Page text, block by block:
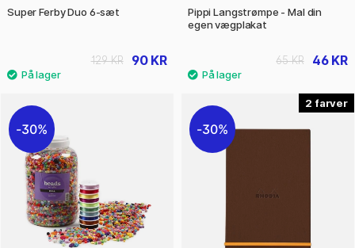
Super Ferby Duo 6-sæt
90 KR
129 KR
Pippi Langstrømpe - Mal din
egen vægplakat
46 KR
65 KR
30%
2
30%